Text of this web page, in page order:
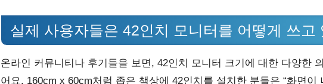
실제 사용자들은 42인치 모니터를 어떻게 쓰고
온라인 커뮤니티나 후기들을 보면, 42인치 모니터 크기에 대한 다양한
어요. 160cm x 60cm처럼 좁은 책상에 42인치를 설치한 분들은 “화면이